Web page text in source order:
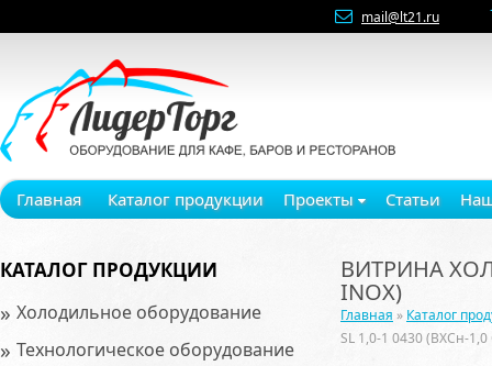
mail@lt21.ru
Главная Каталог продукции Проекты Статьи
КАТАЛОГ ПРОДУКЦИИ
» Холодильное оборудование
» Технологическое оборудование
ВИТРИНА
INOX)
Главная » Каталог
SL 1,0-1 0430 (ВХСн-